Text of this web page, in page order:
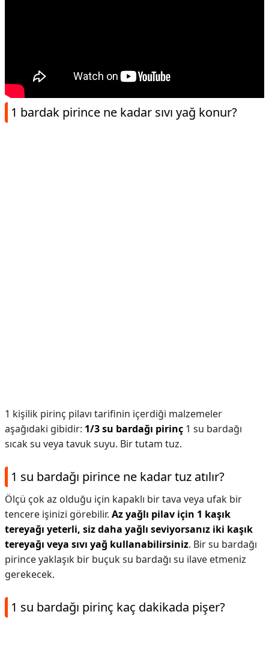
1 bardak pirince ne kadar sıvı yağ konur?
1 kişilik pirinç pilavı tarifinin içerdiği malzemeler
aşağıdaki gibidir: 1/3 su bardağı pirinç 1 su bardağı
sıcak su veya tavuk suyu. Bir tutam tuz.
1 su bardağı pirince ne kadar tuz atılır?
Ölçü çok az olduğu için kapaklı bir tava veya ufak bir
tencere işinizi görebilir. Az yağlı pilav için 1 kaşık
tereyağı yeterli, siz daha yağlı seviyorsanız iki kaşık
tereyağı veya sıvı yağ kullanabilirsiniz. Bir su bardağı
pirince yaklaşık bir buçuk su bardağı su ilave etmeniz
gerekecek.
1 su bardağı pirinç kaç dakikada pişer?